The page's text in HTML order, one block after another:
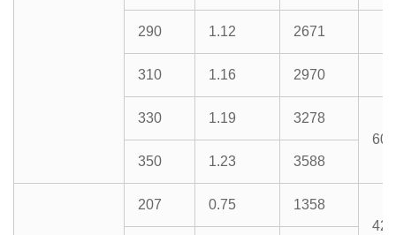
290 1.12 2671
310 1.16 2970
330 1.19
3278
600
350
1.23 3588
207 0.75
1358